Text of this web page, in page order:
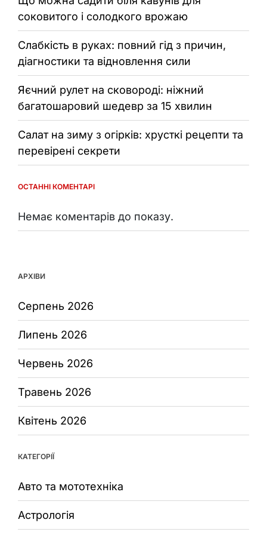
соковитого і солодкого врожаю
Слабкість в руках: повний гід з причин,
діагностики та відновлення сили
Яєчний рулет на сковороді: ніжний
багатошаровий шедевр за 15 хвилин
Салат на зиму з огірків: хрусткі рецепти та
перевірені секрети
ОСТАННІ КОМЕНТАРІ
Немає коментарів до показу.
АРХІВИ
Серпень 2026
Липень 2026
Червень 2026
Травень 2026
Квітень 2026
КАТЕГОРІЇ
Авто та мототехніка
Астрологія